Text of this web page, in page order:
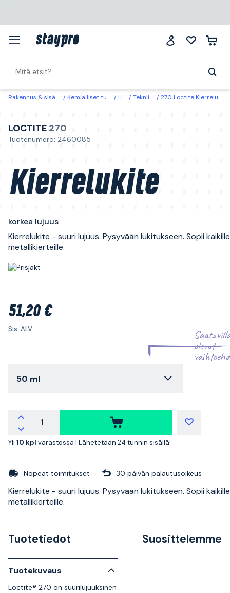
Rakennus & sisätilat Kemialliset tuotteet Liima Tekniikkaliima 270 Loctite Kierrelukite korkea lujuus 50 ml
LOCTITE 270
Tuotenumero: 2460085
Kierrelukite
korkea lujuus
Kierrelukite - suuri lujuus. Pysyvään lukitukseen. Sopii kaikille
metallikierteille.
51,20 €
Sis. ALV
olevat
50 ml
Yli 10 kpl varastossa | Lähetetään 24 tunnin sisällä!
Nopeat toimitukset 30 päivän palautusoikeus
Kierrelukite - suuri lujuus. Pysyvään lukitukseen. Sopii kaikille
metallikierteille.
Tuotetiedot
Tuotekuvaus
Loctite® 270 on suurilujuuksinen
Suosittelemme